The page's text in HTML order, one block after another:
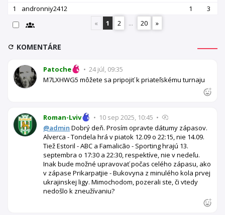
1
andronniy2412 1
3
«
1 2 ... 20 »
KOMENTÁRE
Patoche • 24 júl, 09:35
M7LXHWG5 môžete sa pripojiť k priateľskému turnaju
Roman-Lviv • 10 sep 2025, 10:45 •
@admin Dobrý deň. Prosím opravte dátumy zápasov.
Alverca - Tondela hrá v piatok 12.09 o 22:15, nie 14.09.
Tiež Estoril - ABC a Famalicão - Sporting hrajú 13.
septembra o 17:30 a 22:30, respektíve, nie v nedeľu.
Inak bude možné upravovať počas celého zápasu, ako
v zápase Prikarpatjie - Bukovyna z minulého kola prvej
ukrajinskej ligy. Mimochodom, pozerali ste, či vtedy
nedošlo k zneužívaniu?